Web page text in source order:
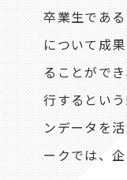
卒業生であ
について成
ることがで
行するとい
ンデータを
ークでは、